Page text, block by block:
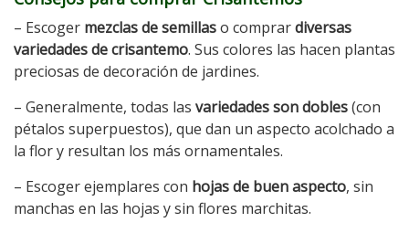
– Escoger mezclas de semillaso comprardiversas
variedades de crisantemo. Sus colores las hacen plantas
preciosas de decoración de jardines.
– Generalmente, todas las variedades son dobles(con
pétalos superpuestos), que dan un aspecto acolchado a
la flor y resultan los más ornamentales.
– Escoger ejemplares con hojas de buen aspecto, sin
manchas en las hojas y sin flores marchitas.